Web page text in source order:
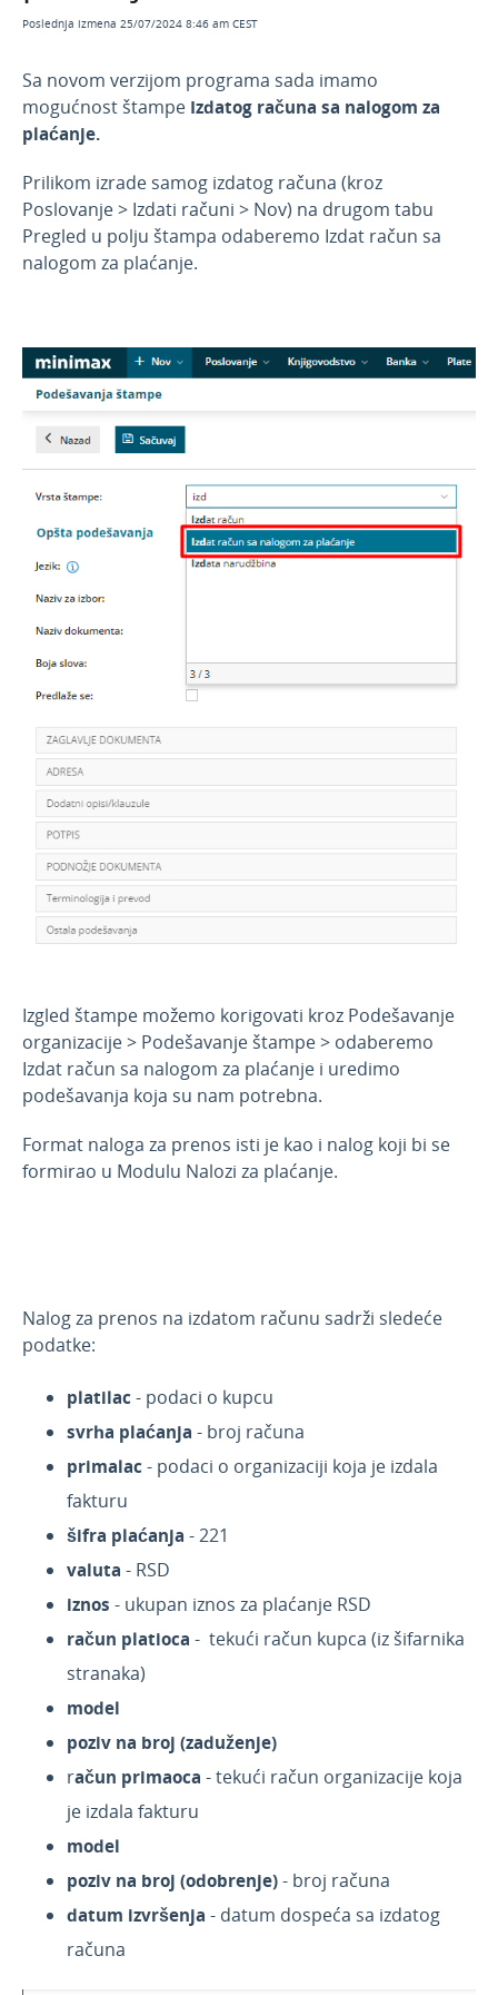
Kako mogu da vidim da li je (pred)račun poslat
Kako mogu naknadno da popravim podatke na
IR?
Kopiranje izdatog računa u nov račun ili knjižno
Masovne obrade izdatih računa
Izdat račun sa nalogom za plaćanje
Masovno slanje izdatih računa putem emaila
E-računi
E-fiskalizacija
Zbirovi u izdatim računima
Službena putovanja
Zalihe-po pros. nabavnim vred.
Zalihe-po prod. vred. sa PDV
Nepovezana maloprodaja
Predračuni
Banka
Blagajna
Primljene narudžbine
Izdate narudžbine
Radni nalozi
Mobilna aplikacija
Povezivanje Webshop
Poslednja izmena 25/07/2024 8:46 am CEST
Sa novom verzijom programa sada imamo
mogućnost štampe Izdatog računa sa nalogom za
plaćanje.
Prilikom izrade samog izdatog računa (kroz
Poslovanje > Izdati računi > Nov) na drugom tabu
Pregled u polju štampa odaberemo Izdat račun sa
nalogom za plaćanje.
Izgled štampe možemo korigovati kroz Podešavanje
organizacije > Podešavanje štampe > odaberemo
Izdat račun sa nalogom za plaćanje i uredimo
podešavanja koja su nam potrebna.
Format naloga za prenos isti je kao i nalog koji bi se
formirao u Modulu Nalozi za plaćanje.
Nalog za prenos na izdatom računu sadrži sledeće
podatke:
platilac- podaci o kupcu
svrha plaćanja - broj računa
primalac- podaci o organizaciji koja je izdala
fakturu
šifra plaćanja - 221
valuta - RSD
iznos - ukupan iznos za plaćanje RSD
račun platioca - tekući račun kupca (iz šifarnika
stranaka)
model
poziv na broj (zaduženje)
račun primaoca - tekući račun organizacije koja
je izdala fakturu
model
poziv na broj (odobrenje)- broj računa
datum izvršenja - datum dospeća sa izdatog
računa